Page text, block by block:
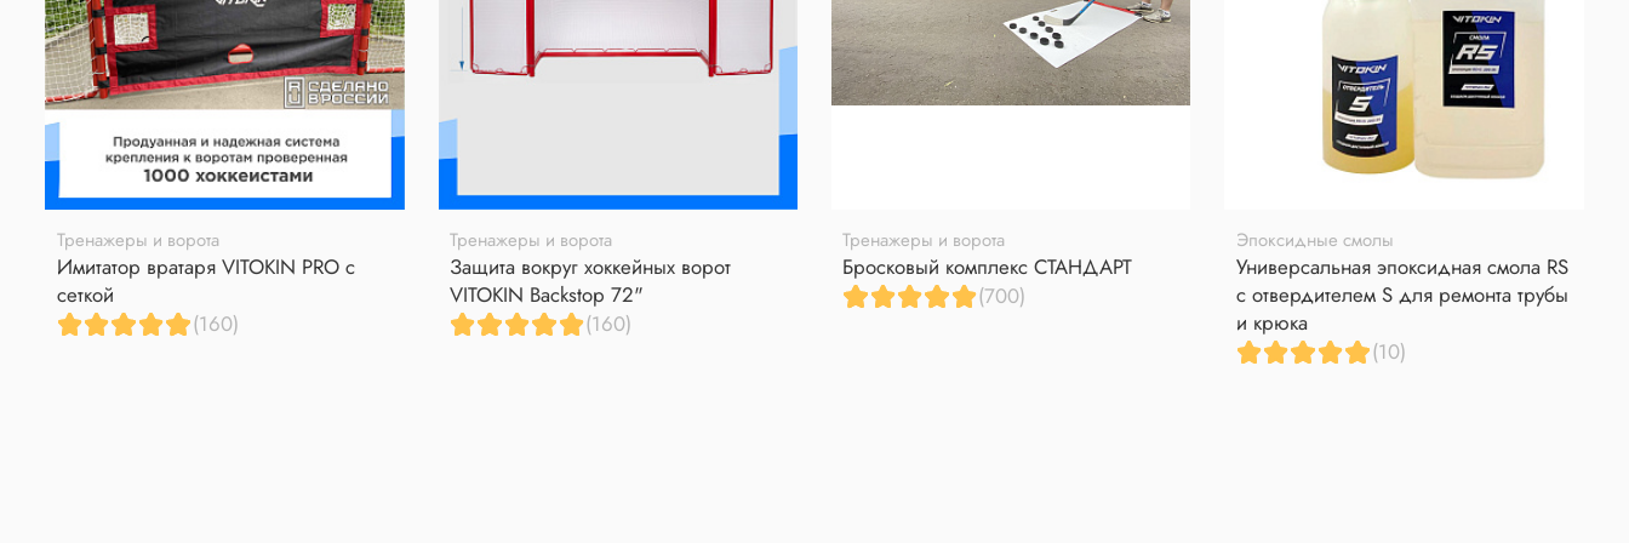
Тренажеры и ворота
Имитатор вратаря VITOKIN PRO с
сеткой
(160)
Тренажеры и ворота
Защита вокруг хоккейных ворот
VITOKIN Backstop 72"
(160)
Тренажеры и ворота
Бросковый комплекс СТАНДАРТ
(700)
Эпоксидные смолы
Универсальная эпоксидная смола RS
с отвердителем S для ремонта трубы
и крюка
(10)